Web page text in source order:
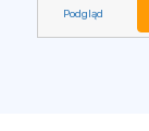
Podgląd